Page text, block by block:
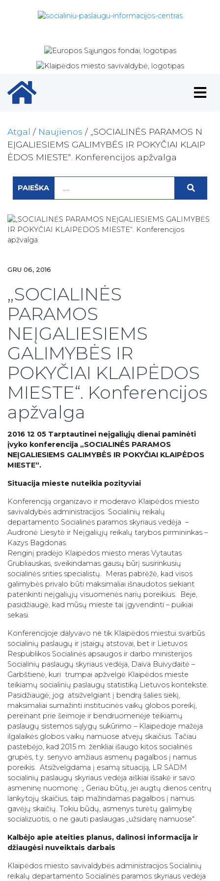
Atgal / Naujienos / „SOCIALINĖS PARAMOS N
EĮGALIESIEMS GALIMYBĖS IR POKYČIAI KLAIP
ĖDOS MIESTE“. Konferencijos apžvalga
PAIEŠKA
GRU 06, 2016
„SOCIALINĖS
PARAMOS
NEĮGALIESIEMS
GALIMYBĖS IR
POKYČIAI KLAIPĖDOS
MIESTE“. Konferencijos
apžvalga
2016 12 05 Tarptautinei neįgaliųjų dienai paminėti
įvyko konferencija „SOCIALINĖS PARAMOS
NEĮGALIESIEMS GALIMYBĖS IR POKYČIAI KLAIPĖDOS
MIESTE“.
Situacija mieste nuteikia pozityviai
Konferenciją organizavo ir moderavo Klaipėdos miesto
savivaldybės administracijos Socialinių reikalų
departamento Socialinės paramos skyriaus vedėja –
Audronė Liesytė ir Neįgaliųjų reikalų tarybos pirmininkas –
Kazys Bagdonas.
Renginį pradėjo Klaipėdos miesto meras Vytautas
Grubliauskas, sveikindamas gausų būrį susirinkusių
socialinės srities specialistų. Meras pabrėžė, kad visos
galimybės privalo būti maksimaliai išnaudotos siekiant
patenkinti neįgaliųjų visuomenės narių poreikius. Beje,
pasidžiaugė, kad mūsų mieste tai įgyvendinti – puikiai
sekasi.
Konferencijoje dalyvavo ne tik Klaipėdos miestui svarbūs
socialinių paslaugų ir įstaigų atstovai, bet ir Lietuvos
Respublikos Socialinės apsaugos ir darbo ministerijos
Socialinių paslaugų skyriaus vedėja, Daiva Buivydaitė –
Garbštienė, kuri trumpai apžvelgė Klaipėdos mieste
teikiamų socialinių paslaugų statistiką Lietuvos kontekste.
Pasidžiaugė, jog atsižvelgiant į bendrą šalies siekį,
maksimaliai sumažinti institucinės vaikų globos poreikį,
pereinant prie šeimoje ir bendruomenėje teikiamų
paslaugų sistemos sąlygų sukūrimo – Klaipėdoje mažėja
ilgalaikės globos vaikų namuose atvejų skaičius. Tačiau
pastebėjo, kad 2015 m. ženkliai išaugo kitos socialinės
grupės, t.y. senyvo amžiaus asmenų pagalbos į namus
poreikis. Atsižvelgdama į esamą situaciją, LR SADM
socialinių paslaugų skyriaus vedėja aiškiai išsakė ir savo
asmeninę nuomonę: „ Geriau būtų, jei augtų dienos centrų
lankytojų skaičius, taip mažindamas pagalbos į namus
gavėjų skaičių. Tokiu būdų, asmenys turėtų galimybę
socializuotis, o ne gauti paslaugas „užsidarę namuose“.
Kalbėjo apie ateities planus, dalinosi informacija ir
džiaugėsi nuveiktais darbais
Klaipėdos miesto savivaldybės administracijos Socialinių
reikalų departamento Socialinės paramos skyriaus vedėja